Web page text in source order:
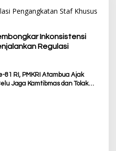
Inkonsistensi
Regulasi
81 RI, PMKRI Atambua Ajak
Jaga Kamtibmas dan Tolak